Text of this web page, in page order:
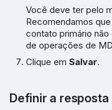
Você deve ter pelo
Recomendamos
contato primário
de operações de
Clique emSalvar.
Definir a resposta